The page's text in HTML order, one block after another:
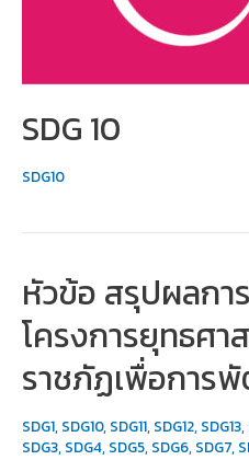
SDG 10
SDG10
หัวข้อ สรุปผลกา
โครงการยุทธศา
ราชภัฏเพื่อการ
SDG1, SDG10, SDG11, SDG12, SDG13,
SDG3, SDG4, SDG5, SDG6, SDG7,